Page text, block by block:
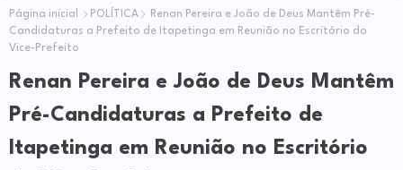
Página inicial POLÍTICA
Renan Pereira e João de Deus Mantêm Pré-
Candidaturas a Prefeito de Itapetinga em Reunião no Escritório do
Vice-Prefeito
Renan Pereira e João de Deus Mantêm
Pré-Candidaturas a Prefeito de
Itapetinga em Reunião no Escritório